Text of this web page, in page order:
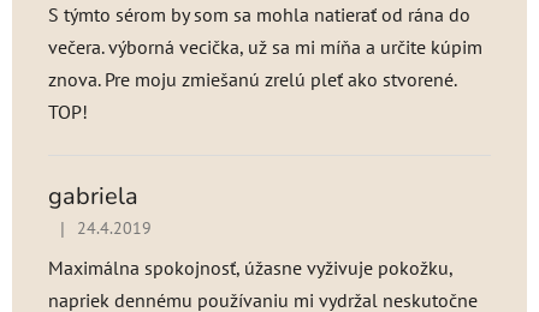
S týmto sérom by som sa mohla natierať od rána do
večera. výborná vecička, už sa mi míňa a určite kúpim
znova. Pre moju zmiešanú zrelú pleť ako stvorené.
TOP!
gabriela
Hodnotenie produktu je 5 z 5 hviezdičiek.
| 24.4.2019
Maximálna spokojnosť, úžasne vyživuje pokožku,
napriek dennému používaniu mi vydržal neskutočne